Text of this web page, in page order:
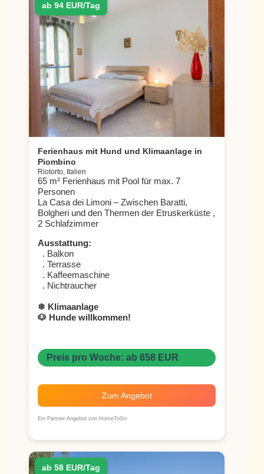
ab 94 EUR/Tag
Ferienhaus mit Hund und Klimaanlage in
Piombino
Riotorto, Italien
65 m² Ferienhaus mit Pool für max. 7
Personen
La Casa dei Limoni – Zwischen Baratti,
Bolgheri und den Thermen der Etruskerküste ,
2 Schlafzimmer
Ausstattung:
. Balkon
. Terrasse
. Kaffeemaschine
. Nichtraucher
❄ Klimaanlage
🐶 Hunde willkommen!
Preis pro Woche: ab 658 EUR
Zum Angebot
Ein Partner-Angebot von HomeToGo
ab 58 EUR/Tag